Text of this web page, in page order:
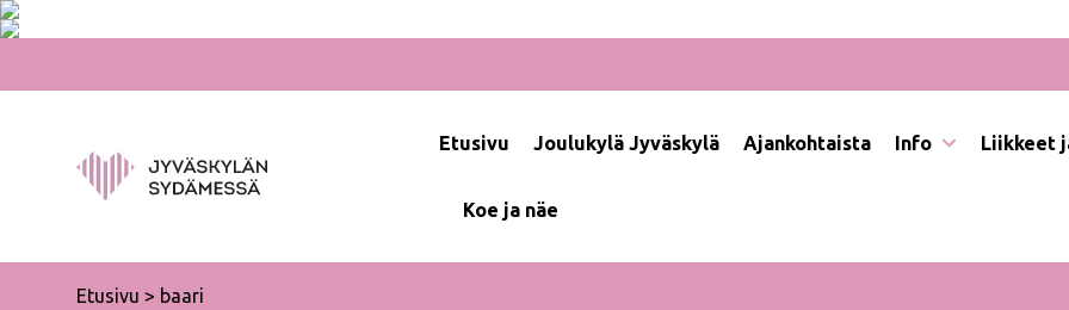
Etusivu Joulukylä Jyväskylä Ajankohtaista Info Liikkeet
Koe ja näe
Etusivu > baari